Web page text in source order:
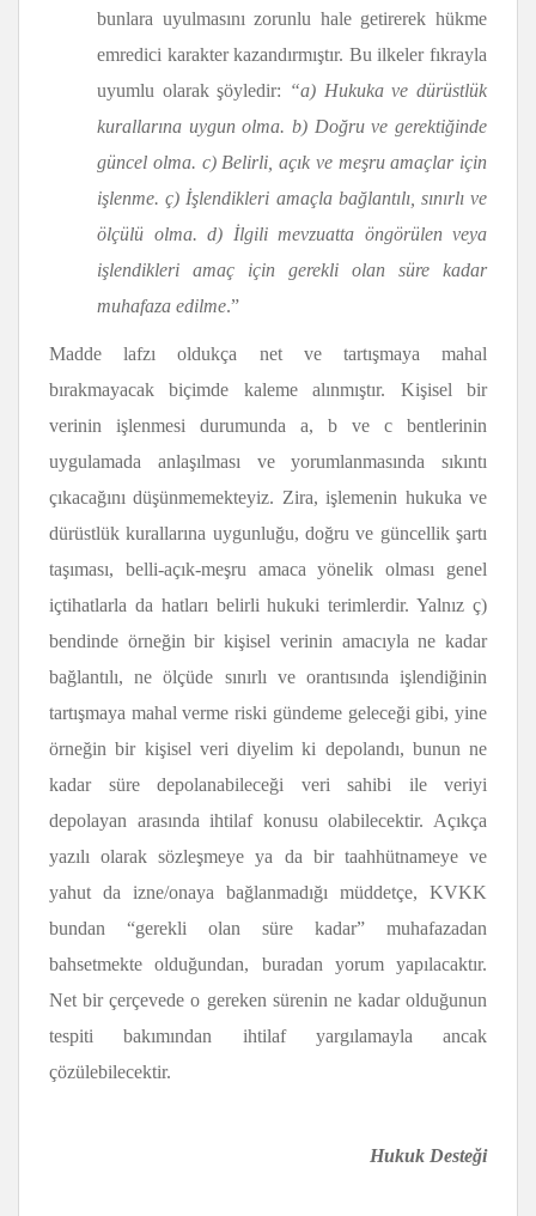
bunlara uyulmasını zorunlu hale getirerek hükme
emredici karakter kazandırmıştır. Bu ilkeler fıkrayla
uyumlu olarak şöyledir: “a) Hukuka ve dürüstlük
kurallarına uygun olma. b) Doğru ve gerektiğinde
güncel olma. c) Belirli, açık ve meşru amaçlar için
işlenme. ç) İşlendikleri amaçla bağlantılı, sınırlı ve
ölçülü olma. d) İlgili mevzuatta öngörülen veya
işlendikleri amaç için gerekli olan süre kadar
muhafaza edilme.”
Madde lafzı oldukça net ve tartışmaya mahal
bırakmayacak biçimde kaleme alınmıştır. Kişisel bir
verinin işlenmesi durumunda a, b ve c bentlerinin
uygulamada anlaşılması ve yorumlanmasında sıkıntı
çıkacağını düşünmemekteyiz. Zira, işlemenin hukuka ve
dürüstlük kurallarına uygunluğu, doğru ve güncellik şartı
taşıması, belli-açık-meşru amaca yönelik olması genel
içtihatlarla da hatları belirli hukuki terimlerdir. Yalnız ç)
bendinde örneğin bir kişisel verinin amacıyla ne kadar
bağlantılı, ne ölçüde sınırlı ve orantısında işlendiğinin
tartışmaya mahal verme riski gündeme geleceği gibi, yine
örneğin bir kişisel veri diyelim ki depolandı, bunun ne
kadar süre depolanabileceği veri sahibi ile veriyi
depolayan arasında ihtilaf konusu olabilecektir. Açıkça
yazılı olarak sözleşmeye ya da bir taahhütnameye ve
yahut da izne/onaya bağlanmadığı müddetçe, KVKK
bundan “gerekli olan süre kadar” muhafazadan
bahsetmekte olduğundan, buradan yorum yapılacaktır.
Net bir çerçevede o gereken sürenin ne kadar olduğunun
tespiti bakımından ihtilaf yargılamayla ancak
çözülebilecektir.
Hukuk Desteği